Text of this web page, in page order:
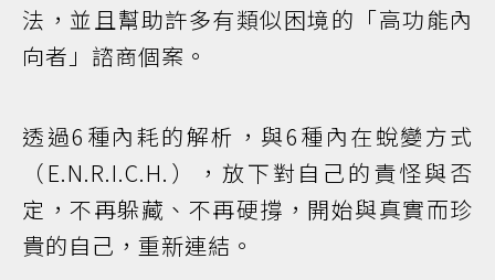
法，並且幫助許多有類似困境的「高功能內
向者」諮商個案。
透過6種內耗的解析，與6種內在蛻變方式
（E.N.R.I.C.H.），放下對自己的責怪與否
定，不再躲藏、不再硬撐，開始與真實而珍
貴的自己，重新連結。